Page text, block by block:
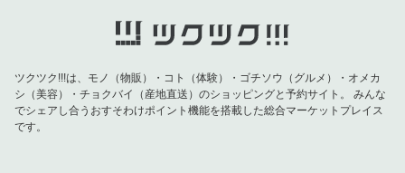
【最強の！願いの叶え方】
2026/07/13【心から安心出来る、自分の本当の居場所】
2026/07/10【驚愕の生成AIでました！】
ツクツク!!!は、モノ（物販）・コト（体験）・ゴチソウ（グルメ）・オメカ
シ（美容）・チョクバイ（産地直送）のショッピングと予約サイト。
みんな
でシェアし合うおすそわけポイント機能を搭載した総合マーケットプレイス
です。